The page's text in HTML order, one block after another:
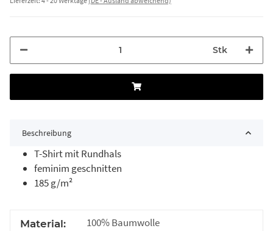
Stk
Beschreibung
T-Shirt mit Rundhals
feminim geschnitten
185 g/m²
Material: 100% Baumwolle